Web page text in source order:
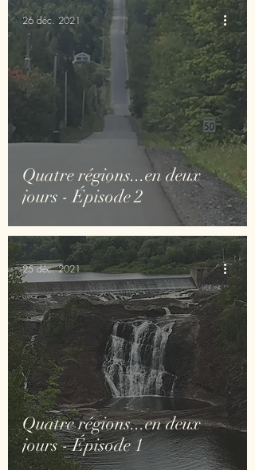
Quatre régions...en deux
jours - Épisode 2
26 déc. 2021
Quatre régions...en deux
jours - Épisode 1
25 déc. 2021